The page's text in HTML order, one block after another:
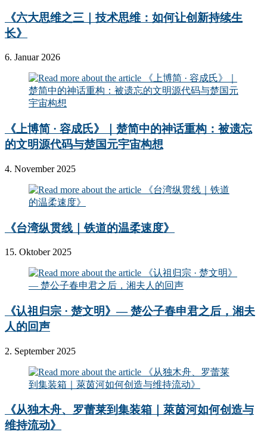
《六大思维之三｜技术思维：如何让创新持续生
长》
6. Januar 2026
《上博简 · 容成氏》｜楚简中的神话重构：被遗忘
的文明源代码与楚国元宇宙构想
4. November 2025
《台湾纵贯线｜铁道的温柔速度》
15. Oktober 2025
《认祖归宗 · 楚文明》— 楚公子春申君之后，湘夫
人的回声
2. September 2025
《从独木舟、罗蕾莱到集装箱｜萊茵河如何创造与
维持流动》